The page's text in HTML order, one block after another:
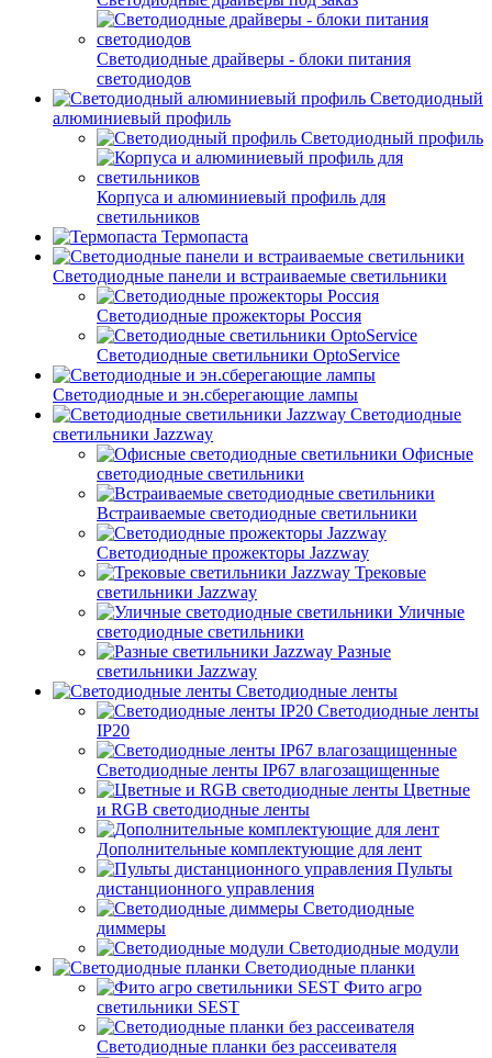
Светодиодные драйверы - блоки питания
светодиодов
Светодиодный
алюминиевый профиль
Светодиодный профиль
Корпуса и алюминиевый профиль для
светильников
Термопаста
Светодиодные панели и встраиваемые светильники
Светодиодные прожекторы Россия
Светодиодные светильники OptoService
Светодиодные и эн.сберегающие лампы
Светодиодные
светильники Jazzway
Офисные
светодиодные светильники
Встраиваемые светодиодные светильники
Светодиодные прожекторы Jazzway
Трековые
светильники Jazzway
Уличные
светодиодные светильники
Разные
светильники Jazzway
Светодиодные ленты
Светодиодные ленты
IP20
Светодиодные ленты IP67 влагозащищенные
Цветные
и RGB светодиодные ленты
Дополнительные комплектующие для лент
Пульты
дистанционного управления
Светодиодные
диммеры
Светодиодные модули
Светодиодные планки
Фито агро
светильники SEST
Светодиодные планки без рассеивателя